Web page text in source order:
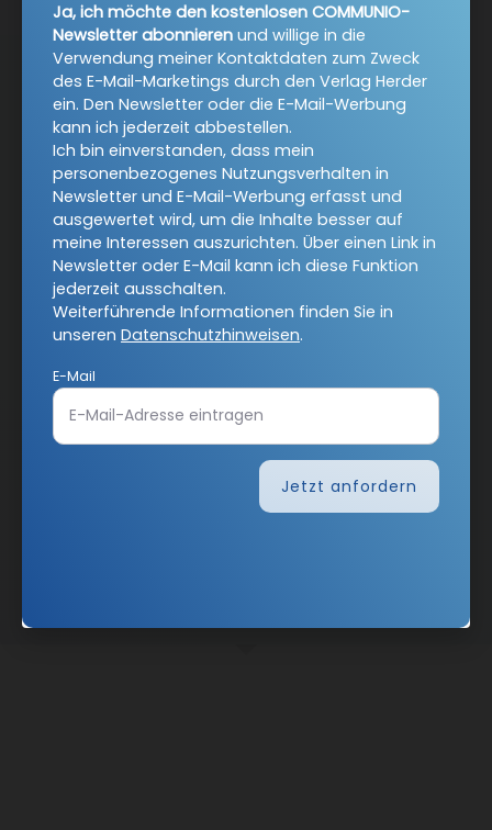
AGB und Widerrufsbelehrung
Datenschutz
Barrierefreiheit
Impressum
Vertrag widerrufen
Abo online kündigen
Ja, ich möchte den kostenlosen COMMUNIO-
Newsletter abonnieren und willige in die
Verwendung meiner Kontaktdaten zum Zweck
des E-Mail-Marketings durch den Verlag Herder
ein. Den Newsletter oder die E-Mail-Werbung
kann ich jederzeit abbestellen.
Ich bin einverstanden, dass mein
personenbezogenes Nutzungsverhalten in
Newsletter und E-Mail-Werbung erfasst und
ausgewertet wird, um die Inhalte besser auf
meine Interessen auszurichten. Über einen Link in
Newsletter oder E-Mail kann ich diese Funktion
jederzeit ausschalten.
Weiterführende Informationen finden Sie in
unseren Datenschutzhinweisen.
E-Mail
Jetzt anfordern